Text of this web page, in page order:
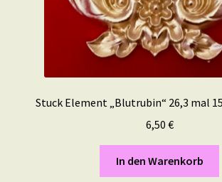
Stuck Element „Blutrubin“ 26,3 mal
6,50 €
In den Warenkorb